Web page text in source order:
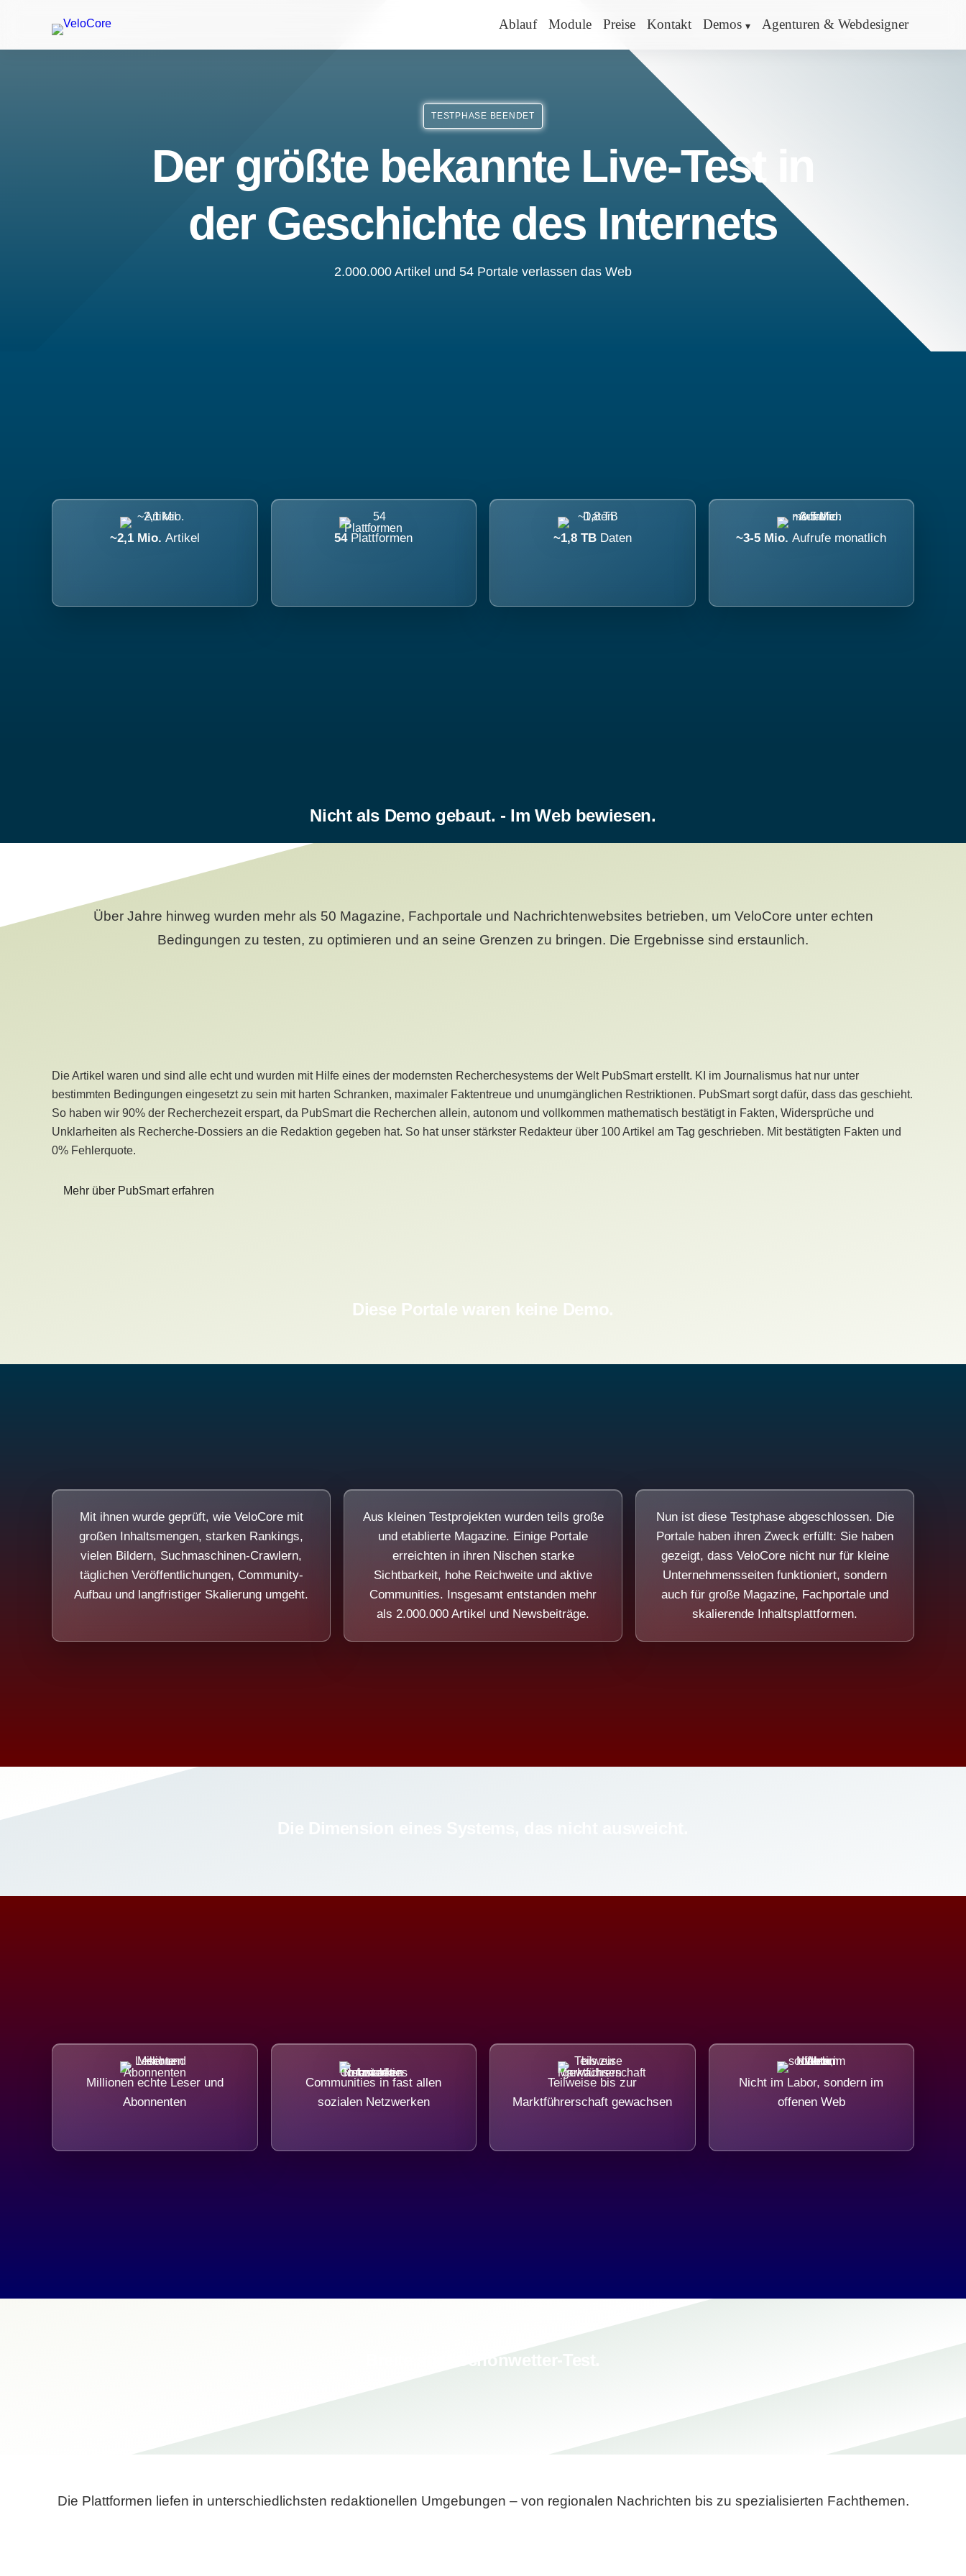
Ablauf Module Preise Kontakt Demos Agenturen & Webdesigner
TESTPHASE BEENDET
Der größte bekannte Live-Test in
der Geschichte des Internets
2.000.000 Artikel und 54 Portale verlassen das Web
~2,1 Mio. Artikel 54 Plattformen ~1,8 TB Daten ~3-5 Mio.Aufrufe monatlich
Nicht als Demo gebaut. - Im Web bewiesen.
Über Jahre hinweg wurden mehr als 50 Magazine, Fachportale und Nachrichtenwebsites betrieben, um VeloCore unter echten
Bedingungen zu testen, zu optimieren und an seine Grenzen zu bringen. Die Ergebnisse sind erstaunlich.
Die Artikel waren und sind alle echt und wurden mit Hilfe eines der modernsten Recherchesystems der Welt PubSmart erstellt. KI im Journalismus hat nur unter
bestimmten Bedingungen eingesetzt zu sein mit harten Schranken, maximaler Faktentreue und unumgänglichen Restriktionen. PubSmart sorgt dafür, dass das geschieht.
So haben wir 90% der Recherchezeit erspart, da PubSmart die Recherchen allein, autonom und vollkommen mathematisch bestätigt in Fakten, Widersprüche und
Unklarheiten als Recherche-Dossiers an die Redaktion gegeben hat. So hat unser stärkster Redakteur über 100 Artikel am Tag geschrieben. Mit bestätigten Fakten und
0% Fehlerquote.
Mehr über PubSmart erfahren
Diese Portale waren keine Demo.
Mit ihnen wurde geprüft, wie VeloCore mit
großen Inhaltsmengen, starken Rankings,
vielen Bildern, Suchmaschinen-Crawlern,
täglichen Veröffentlichungen, Community-
Aufbau und langfristiger Skalierung umgeht.
Aus kleinen Testprojekten wurden teils große
und etablierte Magazine. Einige Portale
erreichten in ihren Nischen starke
Sichtbarkeit, hohe Reichweite und aktive
Communities. Insgesamt entstanden mehr
als 2.000.000 Artikel und Newsbeiträge.
Nun ist diese Testphase abgeschlossen. Die
Portale haben ihren Zweck erfüllt: Sie haben
gezeigt, dass VeloCore nicht nur für kleine
Unternehmensseiten funktioniert, sondern
auch für große Magazine, Fachportale und
skalierende Inhaltsplattformen.
Millionen echte Leser und
Abonnenten
Communities in fast allen
sozialen Netzwerken
Teilweise bis zur
Marktführerschaft gewachsen
Nicht im Labor, sondern im
offenen Web
Die Plattformen liefen in unterschiedlichsten redaktionellen Umgebungen – von regionalen Nachrichten bis zu spezialisierten Fachthemen.